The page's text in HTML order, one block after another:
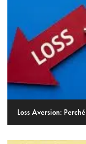
Loss Aversion: